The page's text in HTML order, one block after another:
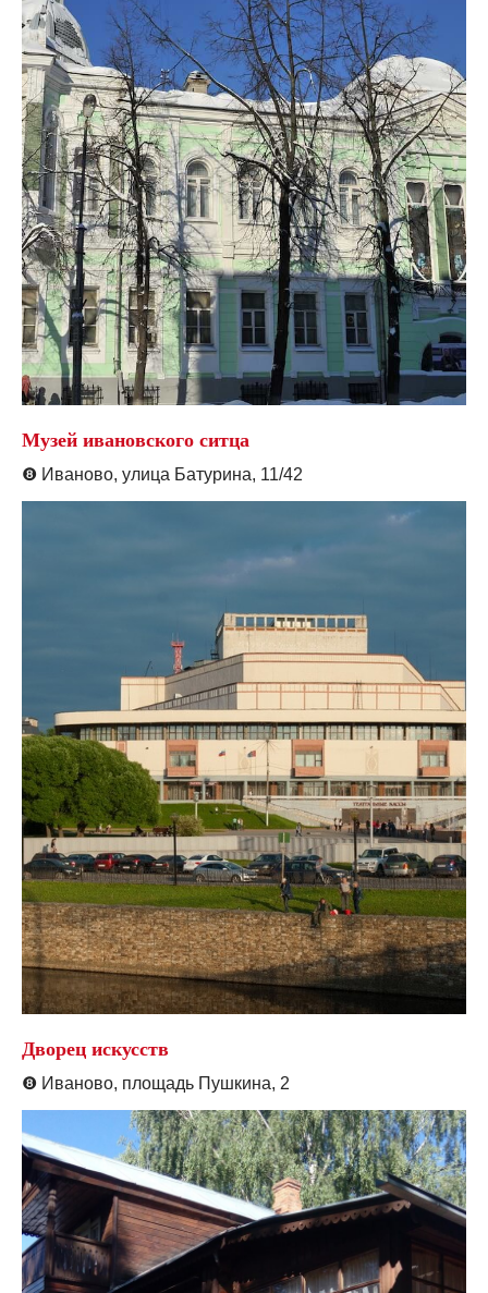
Музей ивановского ситца
❽ Иваново, улица Батурина, 11/42
Дворец искусств
❽ Иваново, площадь Пушкина, 2